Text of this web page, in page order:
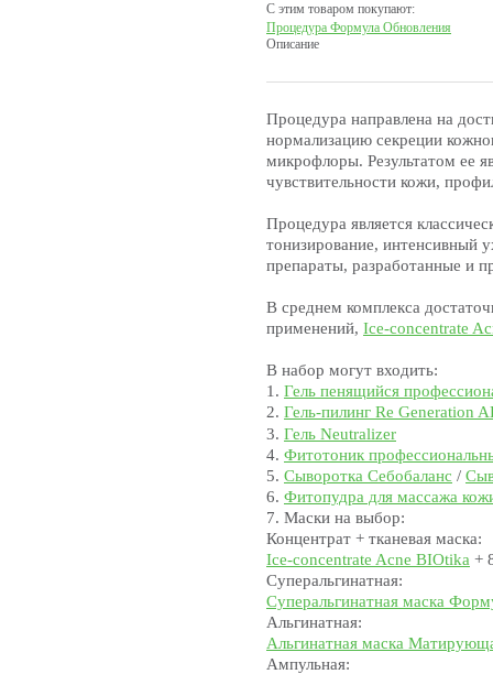
С этим товаром покупают:
Процедура Формула Обновления
Описание
Процедура направлена на
нормализацию секреции
микрофлоры. Результатом ее
чувствительности кожи,
Процедура является
тонизирование, интенсивный
препараты, разработанные и
В среднем комплекса
применений, Ice-concentrate
В набор могут входить:
1. Гель пенящийся
2. Гель-пилинг Re Generation
3. Гель Neutralizer
4. Фитотоник
5. Сыворотка Себобаланс /
6. Фитопудра для массажа
7. Маски на выбор:
Концентрат + тканевая маска:
Ice-concentrate Acne BIOtika +
Суперальгинатная:
Суперальгинатная маска
Альгинатная:
Альгинатная маска
Ампульная: